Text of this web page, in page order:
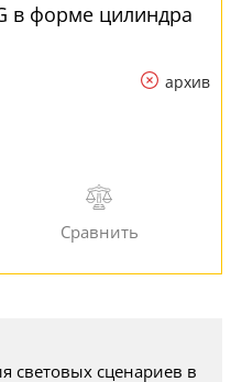
в форме цилиндра
архив
световых сценариев в